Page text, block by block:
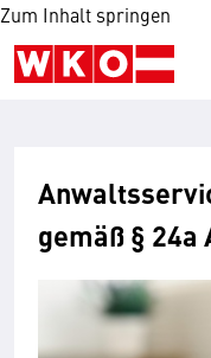
Zum Inhalt springen
gemäß § 24a